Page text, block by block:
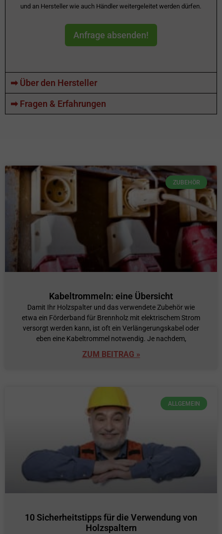
und an Hersteller wie auch Händler weitergeleitet werden dürfen.
Anfrage absenden!
➡ Über den Hersteller
➡ Fragen & Erfahrungen
ZUBEHÖR
Kabeltrommeln: eine Übersicht
Damit Ihr Holzspalter und das verwendete Zubehör wie
etwa ein Förderband für Brennholz mit elektrischem Strom
versorgt werden kann, ist oft ein Verlängerungskabel oder
eben eine Kabeltrommel notwendig. Je nachdem,
ZUM BEITRAG »
ALLGEMEIN
10 Sicherheitstipps für die Verwendung von
Holzspaltern